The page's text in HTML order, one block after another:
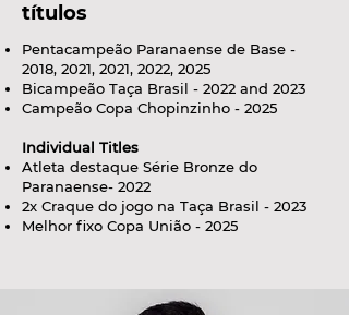
títulos
Pentacampeão Paranaense de Base -
2018, 2021, 2021, 2022, 2025
Bicampeão Taça Brasil - 2022 and 2023
Campeão Copa Chopinzinho - 2025
Individual Titles
Atleta destaque Série Bronze do
Paranaense- 2022
2x Craque do jogo na Taça Brasil - 2023
Melhor fixo Copa União - 2025